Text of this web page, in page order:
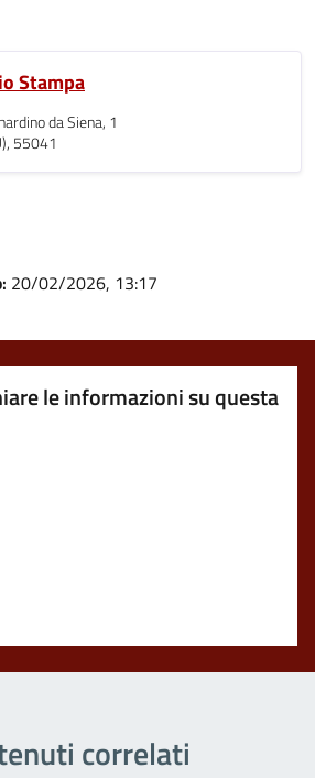
Stampa
da Siena, 1
55041
20/02/2026, 13:17
le informazioni su questa
correlati